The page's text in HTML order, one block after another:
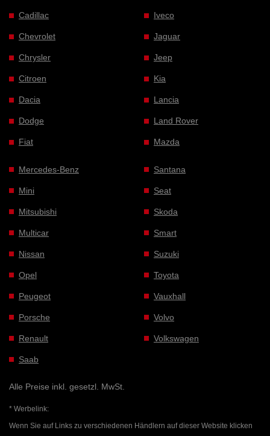
Cadillac
Chevrolet
Chrysler
Citroen
Dacia
Dodge
Fiat
Iveco
Jaguar
Jeep
Kia
Lancia
Land Rover
Mazda
Mercedes-Benz
Mini
Mitsubishi
Multicar
Nissan
Opel
Peugeot
Porsche
Renault
Saab
Santana
Seat
Skoda
Smart
Suzuki
Toyota
Vauxhall
Volvo
Volkswagen
Alle Preise inkl. gesetzl. MwSt.
* Werbelink:
Wenn Sie auf Links zu verschiedenen Händlern auf dieser Website klicken